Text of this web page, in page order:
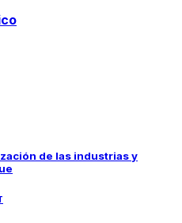
de las industrias y